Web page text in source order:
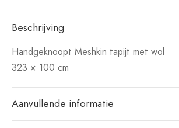
Beschrijving
Handgeknoopt Meshkin tapijt met wol
323 × 100 cm
Aanvullende informatie